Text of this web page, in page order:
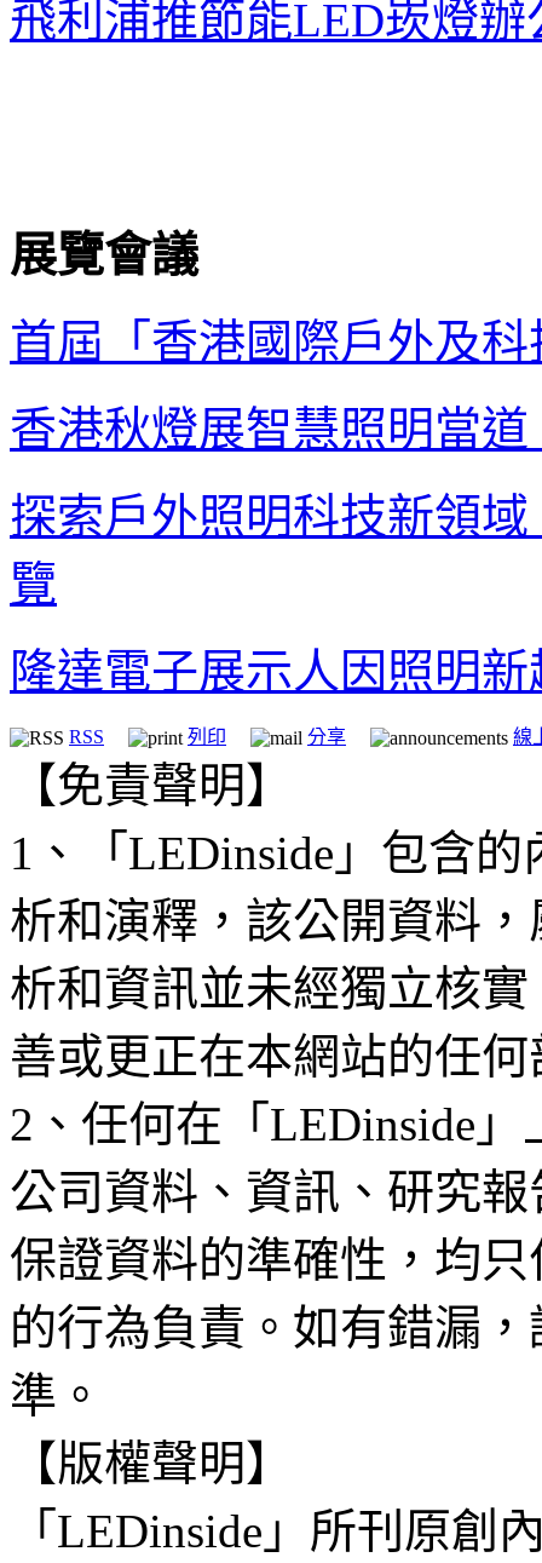
飛利浦推節能LED崁燈辦
展覽會議
首屆「香港國際戶外及
香港秋燈展智慧照明當
探索戶外照明科技新領域
覽
隆達電子展示人因照明新
RSS 列印 分享 線
【免責聲明】
1、「LEDinside」包含
析和演釋，該公開資料
析和資訊並未經獨立核
善或更正在本網站的任
2、任何在「LEDinside
公司資料、資訊、研究
保證資料的準確性，均
的行為負責。如有錯漏
準。
【版權聲明】
「LEDinside」所刊原創